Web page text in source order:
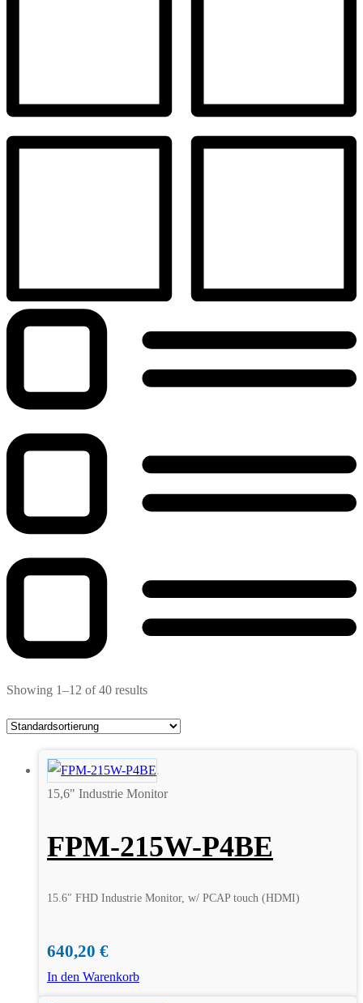
Showing 1–12 of 40 results
15,6" Industrie Monitor
FPM-215W-P4BE
15.6″ FHD Industrie Monitor, w/ PCAP touch (HDMI)
640,20 €
In den Warenkorb